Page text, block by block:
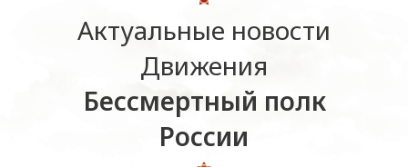
Актуальные новости
Движения
Бессмертный полк
России